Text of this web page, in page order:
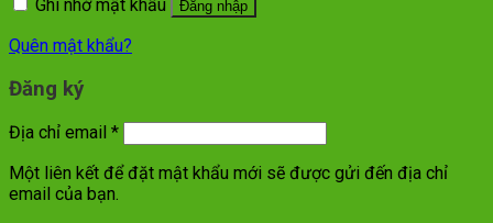
Ghi nhớ mật khẩu
Đăng nhập
Quên mật khẩu?
Đăng ký
Địa chỉ email *
Một liên kết để đặt mật khẩu mới sẽ được gửi đến địa chỉ
email của bạn.